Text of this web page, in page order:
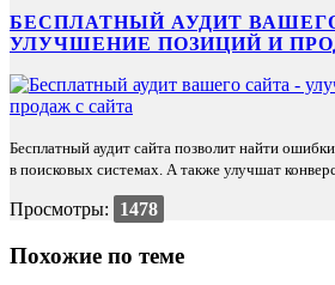
БЕСПЛАТНЫЙ АУДИТ
УЛУЧШЕНИЕ ПОЗИЦИЙ И
Бесплатный аудит сайта позволит найти
в поисковых системах. А также улучшат
Просмотры: 1478
Похожие по теме